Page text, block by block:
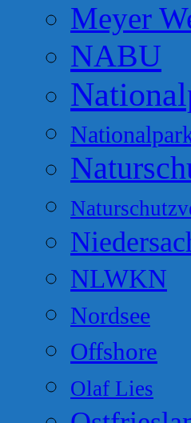
Meyer
NABU
NLWKN
Nordsee
Offshore
Olaf Lies